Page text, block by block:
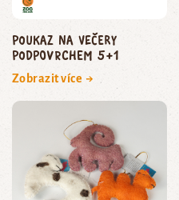
poukaz na Večery
podpoVRCHem 5+1
Zobrazit více →